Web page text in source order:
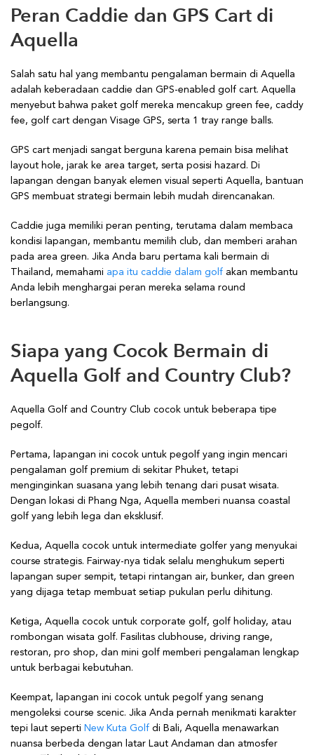
Peran Caddie dan GPS Cart di
Aquella
Salah satu hal yang membantu pengalaman bermain di Aquella
adalah keberadaan caddie dan GPS-enabled golf cart. Aquella
menyebut bahwa paket golf mereka mencakup green fee, caddy
fee, golf cart dengan Visage GPS, serta 1 tray range balls.
GPS cart menjadi sangat berguna karena pemain bisa melihat
layout hole, jarak ke area target, serta posisi hazard. Di
lapangan dengan banyak elemen visual seperti Aquella, bantuan
GPS membuat strategi bermain lebih mudah direncanakan.
Caddie juga memiliki peran penting, terutama dalam membaca
kondisi lapangan, membantu memilih club, dan memberi arahan
pada area green. Jika Anda baru pertama kali bermain di
Thailand, memahami apa itu caddie dalam golf akan membantu
Anda lebih menghargai peran mereka selama round
berlangsung.
Siapa yang Cocok Bermain di
Aquella Golf and Country Club?
Aquella Golf and Country Club cocok untuk beberapa tipe
pegolf.
Pertama, lapangan ini cocok untuk pegolf yang ingin mencari
pengalaman golf premium di sekitar Phuket, tetapi
menginginkan suasana yang lebih tenang dari pusat wisata.
Dengan lokasi di Phang Nga, Aquella memberi nuansa coastal
golf yang lebih lega dan eksklusif.
Kedua, Aquella cocok untuk intermediate golfer yang menyukai
course strategis. Fairway-nya tidak selalu menghukum seperti
lapangan super sempit, tetapi rintangan air, bunker, dan green
yang dijaga tetap membuat setiap pukulan perlu dihitung.
Ketiga, Aquella cocok untuk corporate golf, golf holiday, atau
rombongan wisata golf. Fasilitas clubhouse, driving range,
restoran, pro shop, dan mini golf memberi pengalaman lengkap
untuk berbagai kebutuhan.
Keempat, lapangan ini cocok untuk pegolf yang senang
mengoleksi course scenic. Jika Anda pernah menikmati karakter
tepi laut seperti New Kuta Golf di Bali, Aquella menawarkan
nuansa berbeda dengan latar Laut Andaman dan atmosfer